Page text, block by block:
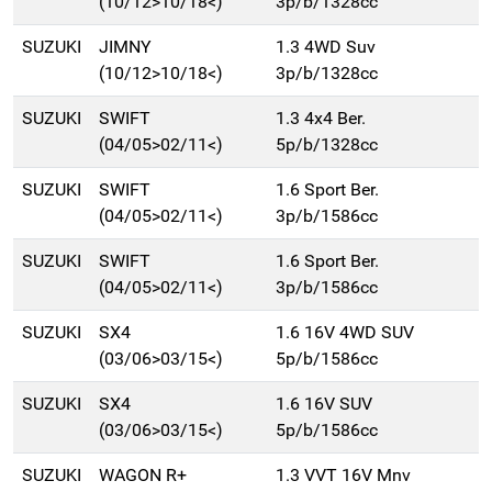
SUZUKI
JIMNY
(10/12>10/18<)
1.3 4WD Suv
3p/b/1328cc
SUZUKI
SWIFT
(04/05>02/11<)
1.3 4x4 Ber.
5p/b/1328cc
SUZUKI
SWIFT
(04/05>02/11<)
1.6 Sport Ber.
3p/b/1586cc
SUZUKI
SWIFT
(04/05>02/11<)
1.6 Sport Ber.
3p/b/1586cc
SUZUKI
SX4
(03/06>03/15<)
1.6 16V 4WD SUV
5p/b/1586cc
SUZUKI
SX4
(03/06>03/15<)
1.6 16V SUV
5p/b/1586cc
SUZUKI
WAGON R+
1.3 VVT 16V Mnv